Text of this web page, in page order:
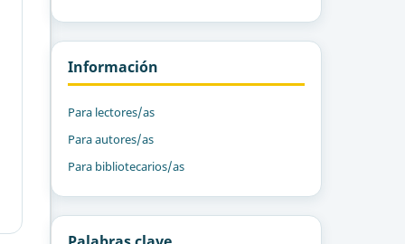
Información
Para lectores/as
Para autores/as
Para bibliotecarios/as